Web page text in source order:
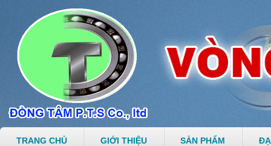
TRANG CHỦ GIỚI THIỆU SẢN PHẨM